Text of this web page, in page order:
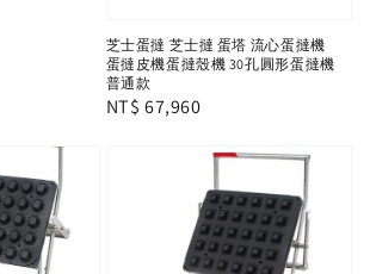
芝士蛋撻 芝士撻 蛋塔 流心蛋撻機
蛋撻皮機蛋撻殼機 30孔圓形蛋撻機
普通款
Regular
NT$ 67,960